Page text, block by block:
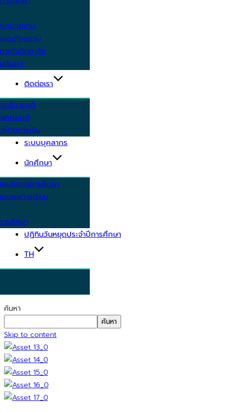
หน่วยงาน
และกิจกรรม
าศในวิทยาลัย
กับเรา
ติดต่อเรา
อธิการบดี
คณะบดี
ฝ่ายการเงิน
ระบบบุคลากร
นักศึกษา
บชิงทุนการศึกษา
บผลการเรียน
รศึกษา
ปฏิทินวันหยุดประจำปีการศึกษา
TH
ค้นหา
ค้นหา
Skip to content